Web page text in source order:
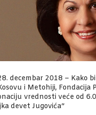
decembar 2018 – Kako
i Metohiji, Fondacija
vrednosti veće od
devet Jugovića”